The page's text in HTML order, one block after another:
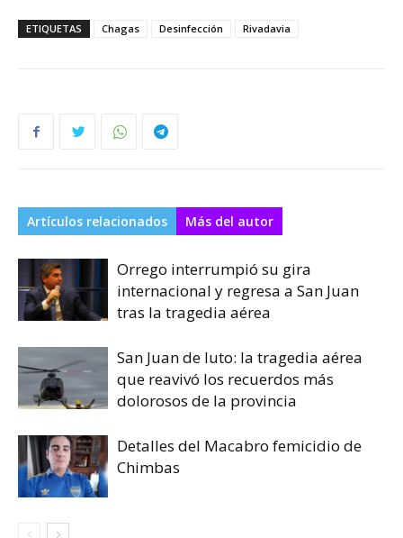
ETIQUETAS Chagas Desinfección Rivadavia
Artículos relacionados Más del autor
Orrego interrumpió su gira
internacional y regresa a San Juan
tras la tragedia aérea
San Juan de luto: la tragedia aérea
que reavivó los recuerdos más
dolorosos de la provincia
Detalles del Macabro femicidio de
Chimbas